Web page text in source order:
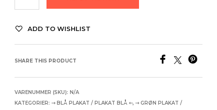
ADD TO WISHLIST
SHARE THIS PRODUCT
VARENUMMER (SKU): N/A
KATEGORIER: ⇾ BLÅ PLAKAT / PLAKAT BLÅ ⇽, ⇾ GRØN PLAKAT /